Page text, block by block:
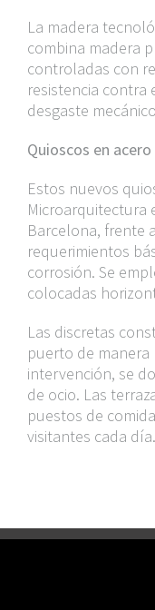
La madera
combina madera
controladas con
resistencia contra
desgaste
Quioscos en
Estos nuevos
Microarquitectura
Barcelona, frente
requerimientos
corrosión. Se
colocadas
Las discretas
puerto de manera
intervención, se
de ocio. Las
puestos de
visitantes cada día.